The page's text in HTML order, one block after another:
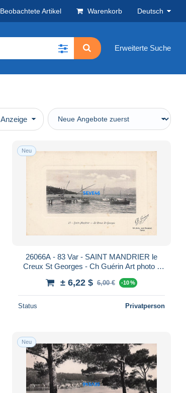
Beobachtete Artikel Warenkorb Deutsch
Erweiterte Suche
Anzeige
Neu
26066A - 83 Var - SAINT MANDRIER le
Creux St Georges - Ch Guérin Art photo -
± 6,22 $ 6,00 € -10 %
Status Privatperson
Neu